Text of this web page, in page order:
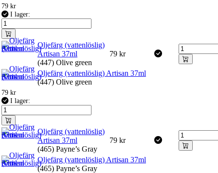
79 kr
I lager:
Oljefärg (vattenlöslig)
Artisan 37ml
(447) Olive green
79 kr
Oljefärg (vattenlöslig) Artisan 37ml
(447) Olive green
79 kr
I lager:
Oljefärg (vattenlöslig)
Artisan 37ml
(465) Payne’s Gray
79 kr
Oljefärg (vattenlöslig) Artisan 37ml
(465) Payne’s Gray